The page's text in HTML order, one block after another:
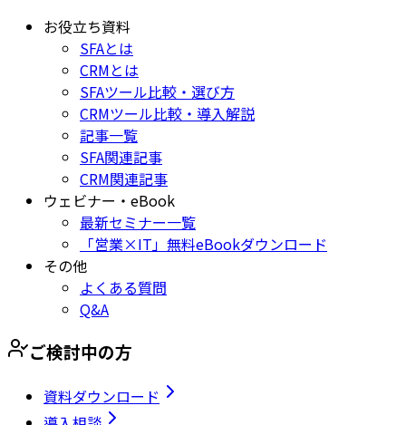
お役立ち資料
SFAとは
CRMとは
SFAツール比較・選び方
CRMツール比較・導入解説
記事一覧
SFA関連記事
CRM関連記事
ウェビナー・eBook
最新セミナー一覧
「営業×IT」無料eBookダウンロード
その他
よくある質問
Q&A
ご検討中の方
資料ダウンロード